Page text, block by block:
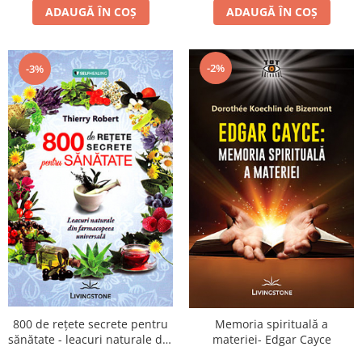
ADAUGĂ ÎN COȘ ADAUGĂ ÎN COȘ
-3%
800 de reţete secrete pentru
sănătate - leacuri naturale din
-2%
Memoria spirituală a
materiei- Edgar Cayce